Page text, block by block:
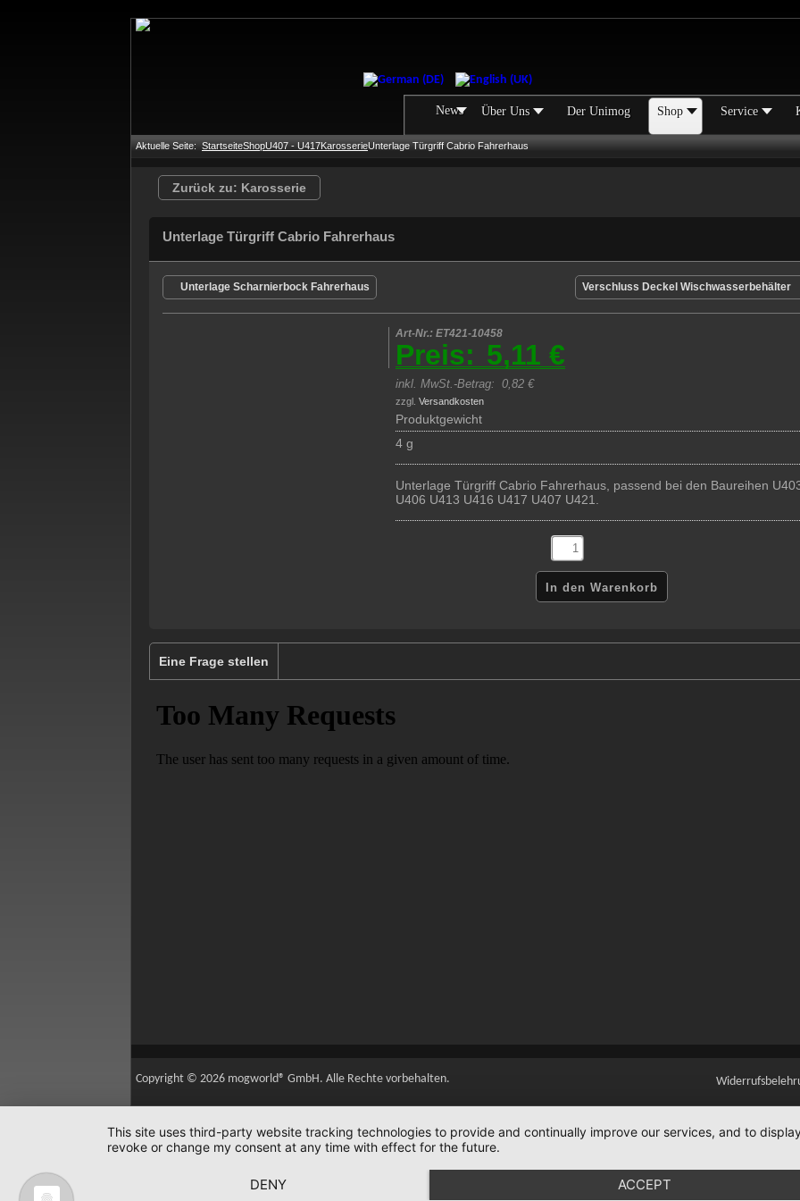
News Über Uns Der Unimog Shop Service
Aktuelle Seite: StartseiteShopU407 - U417KarosserieUnterlage Türgriff Cabrio Fahrerhaus
Zurück zu: Karosserie
Unterlage Türgriff Cabrio Fahrerhaus
Unterlage Scharnierbock Fahrerhaus Verschluss Deckel Wischwasserbehälter
Art-Nr.: ET421-10458
Preis: 5,11 €
inkl. MwSt.-Betrag: 0,82 €
zzgl. Versandkosten
Produktgewicht
4 g
Unterlage Türgriff Cabrio Fahrerhaus, passend bei den Baureihen
U406 U413 U416 U417 U407 U421.
Eine Frage stellen
Copyright © 2026 mogworld® GmbH. Alle Rechte vorbehalten.
This site uses third-party website tracking technologies to provide and continually improve our services, and to
revoke or change my consent at any time with effect for the future.
DENY ACCEPT